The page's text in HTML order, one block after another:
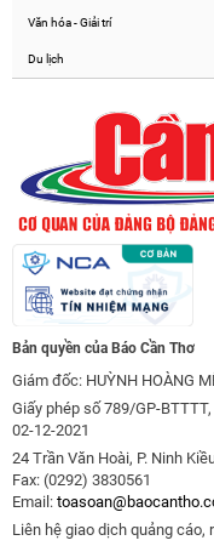
Văn hóa - Giải trí
Du lịch
Bản quyền của Báo Cần Thơ
Giám đốc: HUỲNH HOÀNG
Giấy phép số 789/GP-
02-12-2021
24 Trần Văn Hoài, P. Ninh
Fax: (0292) 3830561
Email:
Liên hệ giao dịch quảng cáo,